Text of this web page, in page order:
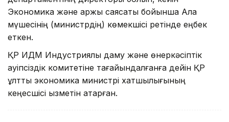
Экономика және қаржы саясаты бойынша Алқа
мүшесінің (министрдің) көмекшісі ретінде еңбек
еткен.
ҚР ИДМ Индустриялық даму және өнеркәсіптік
қауіпсіздік комитетіне тағайындалғанға дейін ҚР
ұлттық экономика министрі хатшылығының
кеңесшісі қызметін атқарған.